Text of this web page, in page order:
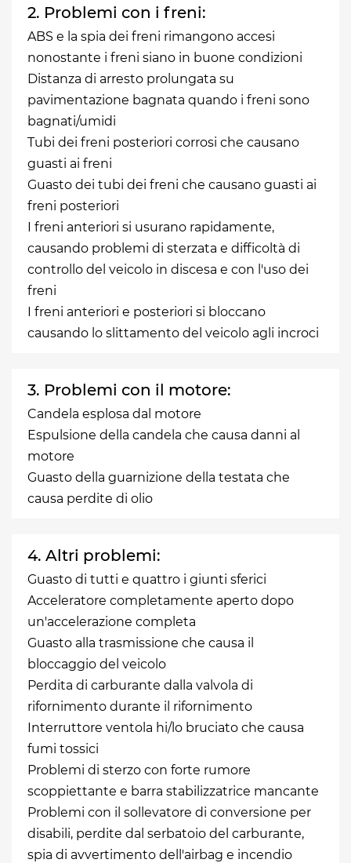
2. Problemi con i freni:
ABS e la spia dei freni rimangono accesi
nonostante i freni siano in buone condizioni
Distanza di arresto prolungata su
pavimentazione bagnata quando i freni sono
bagnati/umidi
Tubi dei freni posteriori corrosi che causano
guasti ai freni
Guasto dei tubi dei freni che causano guasti ai
freni posteriori
I freni anteriori si usurano rapidamente,
causando problemi di sterzata e difficoltà di
controllo del veicolo in discesa e con l'uso dei
freni
I freni anteriori e posteriori si bloccano
causando lo slittamento del veicolo agli incroci
3. Problemi con il motore:
Candela esplosa dal motore
Espulsione della candela che causa danni al
motore
Guasto della guarnizione della testata che
causa perdite di olio
4. Altri problemi:
Guasto di tutti e quattro i giunti sferici
Acceleratore completamente aperto dopo
un'accelerazione completa
Guasto alla trasmissione che causa il
bloccaggio del veicolo
Perdita di carburante dalla valvola di
rifornimento durante il rifornimento
Interruttore ventola hi/lo bruciato che causa
fumi tossici
Problemi di sterzo con forte rumore
scoppiettante e barra stabilizzatrice mancante
Problemi con il sollevatore di conversione per
disabili, perdite dal serbatoio del carburante,
spia di avvertimento dell'airbag e incendio